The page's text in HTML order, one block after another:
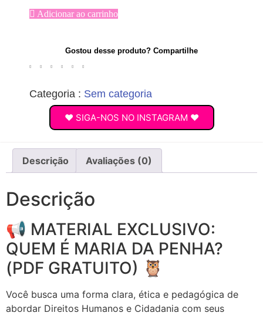
Adicionar ao carrinho
Gostou desse produto? Compartilhe
Categoria : Sem categoria
♥ SIGA-NOS NO INSTAGRAM ♥
Descrição Avaliações (0)
Descrição
📢 MATERIAL EXCLUSIVO:
QUEM É MARIA DA PENHA?
(PDF GRATUITO) 🦉
Você busca uma forma clara, ética e pedagógica de
abordar Direitos Humanos e Cidadania com seus